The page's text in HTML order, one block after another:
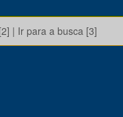
| Ir para a busca [3]